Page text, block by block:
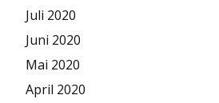
Juli 2020
Juni 2020
Mai 2020
April 2020